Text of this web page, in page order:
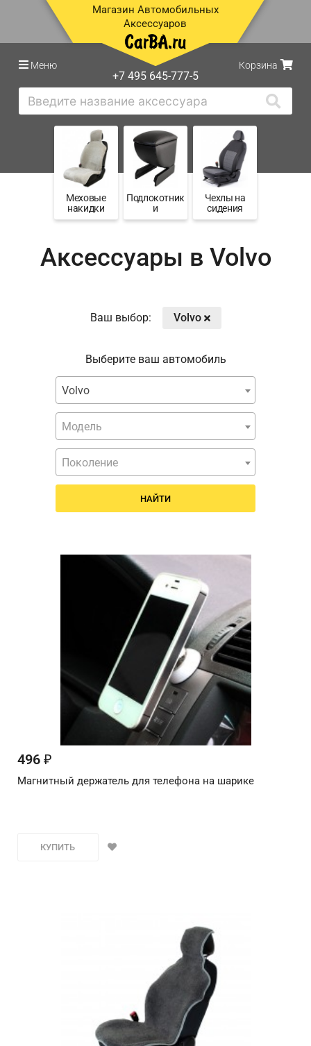
Магазин Автомобильных
Аксессуаров
Меню
+7 495 645-777-5
Корзина
Меховые
накидки
Подлокотник
и
Чехлы на
сидения
Аксессуары в Volvo
Ваш выбор: Volvo
Выберите ваш автомобиль
Volvo
Модель
Поколение
НАЙТИ
496 ₽
Магнитный держатель для телефона на шарике
КУПИТЬ